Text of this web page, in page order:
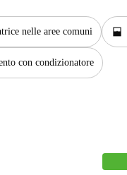
nelle aree comuni window_open
con condizionatore